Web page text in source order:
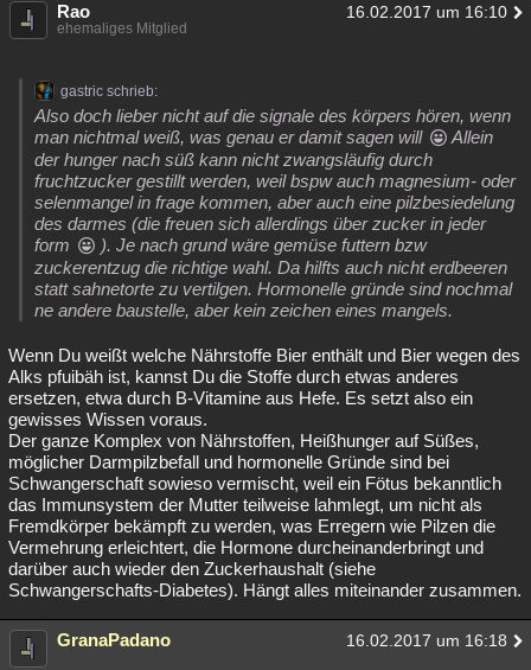
Rao 16.02.2017 um 16:10
ehemaliges Mitglied
gastric schrieb:
Also doch lieber nicht auf die signale des körpers hören, wenn
man nichtmal weiß, was genau er damit sagen will
Allein
der hunger nach süß kann nicht zwangsläufig durch
fruchtzucker gestillt werden, weil bspw auch magnesium- oder
selenmangel in frage kommen, aber auch eine pilzbesiedelung
des darmes (die freuen sich allerdings über zucker in jeder
form
). Je nach grund wäre gemüse futtern bzw
zuckerentzug die richtige wahl. Da hilfts auch nicht erdbeeren
statt sahnetorte zu vertilgen. Hormonelle gründe sind nochmal
ne andere baustelle, aber kein zeichen eines mangels.
Wenn Du weißt welche Nährstoffe Bier enthält und Bier wegen des
Alks pfuibäh ist, kannst Du die Stoffe durch etwas anderes
ersetzen, etwa durch B-Vitamine aus Hefe. Es setzt also ein
gewisses Wissen voraus.
Der ganze Komplex von Nährstoffen, Heißhunger auf Süßes,
möglicher Darmpilzbefall und hormonelle Gründe sind bei
Schwangerschaft sowieso vermischt, weil ein Fötus bekanntlich
das Immunsystem der Mutter teilweise lahmlegt, um nicht als
Fremdkörper bekämpft zu werden, was Erregern wie Pilzen die
Vermehrung erleichtert, die Hormone durcheinanderbringt und
darüber auch wieder den Zuckerhaushalt (siehe
Schwangerschafts-Diabetes). Hängt alles miteinander zusammen.
GranaPadano 16.02.2017 um 16:18